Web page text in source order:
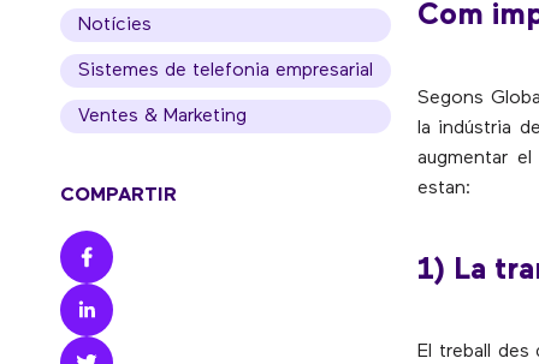
Com
Segons
la indústria
augmentar
estan:
1) La
El treball des
Notícies
Sistemes de telefonia empresarial
Ventes & Marketing
COMPARTIR